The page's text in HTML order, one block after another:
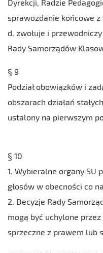
Dyrekcji, Radzie
sprawozdanie końcowe z
d. zwołuje i
Rady Samorządów
§ 9
Podział obowiązków i
obszarach działań
ustalony na pierwszym
§ 10
1. Wybieralne organy SU
głosów w obecności co
2. Decyzje Rady
mogą być uchylone przez
sprzeczne z prawem lub